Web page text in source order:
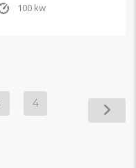
100 kw
4